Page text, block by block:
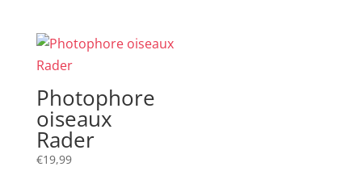
Photophore
oiseaux
Rader
€19,99